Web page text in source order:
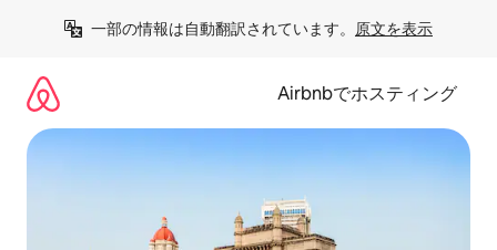
一部の情報は自動翻訳されています。 原文を表示
Airbnbでホスティング